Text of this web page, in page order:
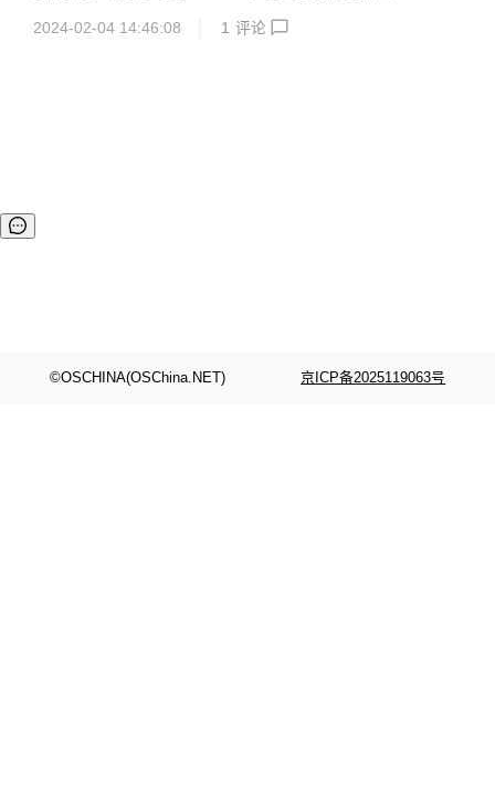
L中，可以在线动态安装或卸载。 Rapid引擎不会直接面对客
2024-02-04 14:46:08 1 评论
©OSCHINA(OSChina.NET) 京ICP备2025119063号